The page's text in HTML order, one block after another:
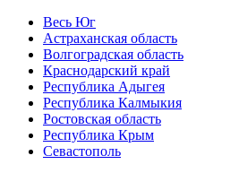
Весь Юг
Астраханская область
Волгоградская область
Краснодарский край
Республика Адыгея
Республика Калмыкия
Ростовская область
Республика Крым
Севастополь